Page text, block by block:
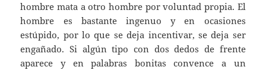
hombre mata a otro hombre por voluntad propia. El
hombre es bastante ingenuo y en ocasiones
estúpido, por lo que se deja incentivar, se deja ser
engañado. Si algún tipo con dos dedos de frente
aparece y en palabras bonitas convence a un